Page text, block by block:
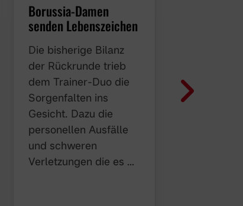
Borussia-Damen
senden Lebenszeichen
Die bisherige Bilanz
der Rückrunde trieb
dem Trainer-Duo die
Sorgenfalten ins
Gesicht. Dazu die
personellen Ausfälle
und schweren
Verletzungen die es …
Dezember